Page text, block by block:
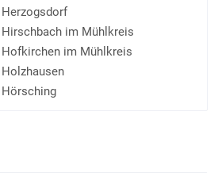
Herzogsdorf
Hirschbach im Mühlkreis
Hofkirchen im Mühlkreis
Holzhausen
Hörsching